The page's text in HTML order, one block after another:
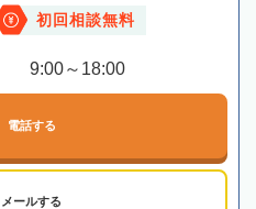
初回相談無料
9:00～18:00
電話する
メールする